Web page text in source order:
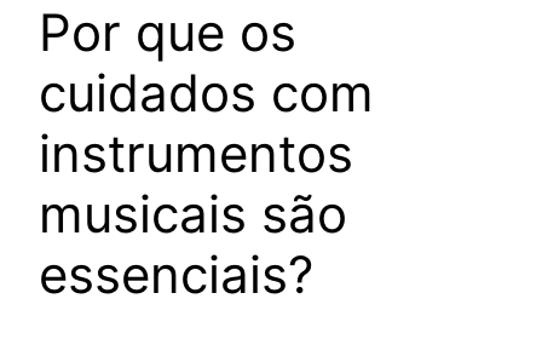
Por que os
cuidados com
instrumentos
musicais são
essenciais?